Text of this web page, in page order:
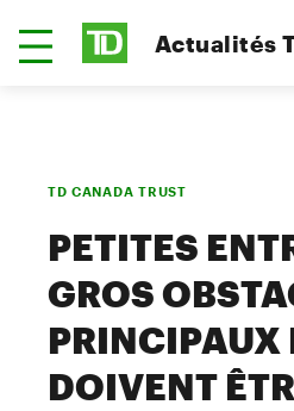
Actualités
TD CANADA TRUST
PETITES
GROS
PRINCIPAUX
DOIVENT